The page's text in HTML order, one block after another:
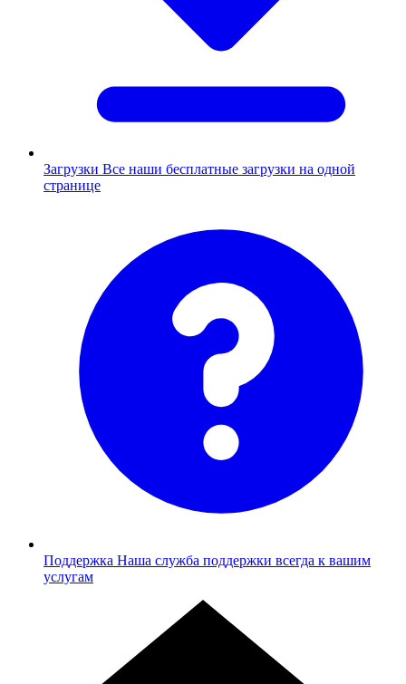
Загрузки Все наши бесплатные загрузки на одной
странице
Поддержка Наша служба поддержки всегда к вашим
услугам